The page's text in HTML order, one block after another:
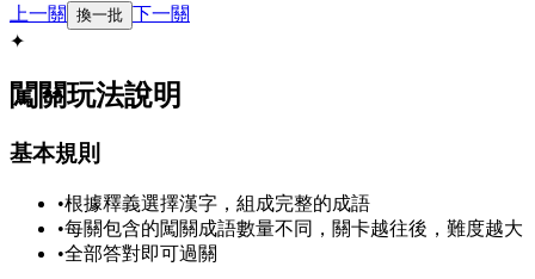
上一關
換一批 下一關
✦
闖關玩法說明
基本規則
•根據釋義選擇漢字，組成完整的成語
•每關包含的闖關成語數量不同，關卡越往後，難度越大
•全部答對即可過關